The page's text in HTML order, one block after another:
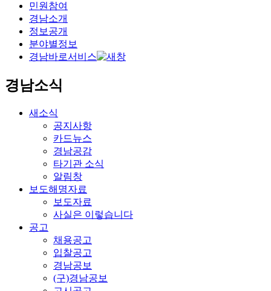
민원참여
경남소개
정보공개
분야별정보
경남바로서비스
경남소식
새소식
공지사항
카드뉴스
경남공감
타기관 소식
알림창
보도해명자료
보도자료
사실은 이렇습니다
공고
채용공고
입찰공고
경남공보
(구)경남공보